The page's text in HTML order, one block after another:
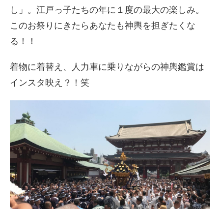
し」。江戸っ子たちの年に１度の最大の楽しみ。
このお祭りにきたらあなたも神輿を担ぎたくな
る！！
着物に着替え、人力車に乗りながらの神輿鑑賞は
インスタ映え？！笑